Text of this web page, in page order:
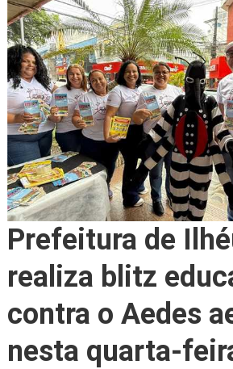
Prefeitura de
realiza blitz
contra o Aedes
nesta quarta-